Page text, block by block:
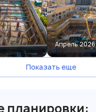
Апрель 2026
Показать еще
планировки: